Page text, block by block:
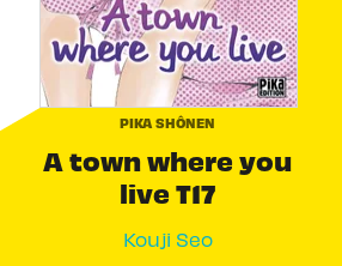
PIKA SHÔNEN
A town where you
live T17
Kouji Seo